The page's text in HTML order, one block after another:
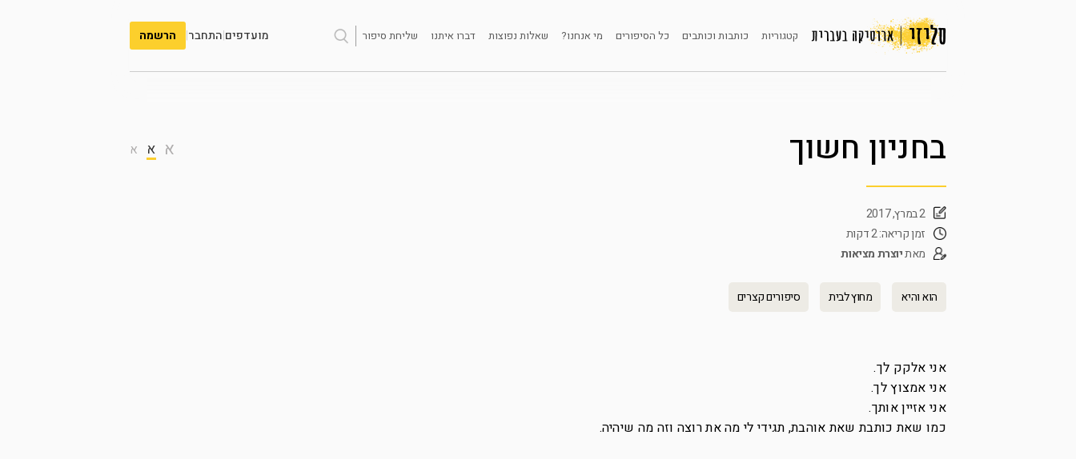
קטגוריות כותבות וכותבים כל הסיפורים מי אנחנו? שאלות נפוצות דברו איתנו שליחת סיפור מועדפים|התחבר| הרשמה
בחניון חשוך א א א
2 במרץ, 2017
זמן קריאה: 2 דקות
מאתיוצרת מציאות
הוא והיא מחוץ לבית סיפורים קצרים
אני אלקק לך.
אני אמצוץ לך.
אני אזיין אותך.
כמו שאת כותבת שאת אוהבת, תגידי לי מה את רוצה וזה מה שיהיה.